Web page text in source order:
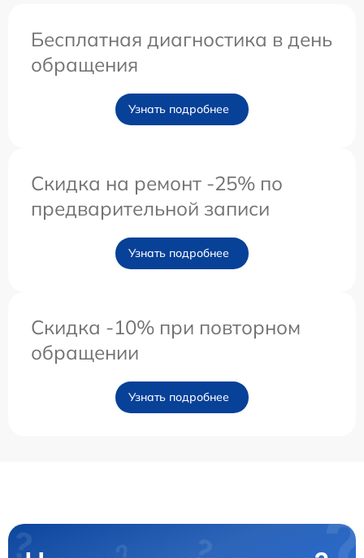
Бесплатная диагностика в день
обращения
Узнать подробнее
Скидка на ремонт -25% по
предварительной записи
Узнать подробнее
Скидка -10% при повторном
обращении
Узнать подробнее